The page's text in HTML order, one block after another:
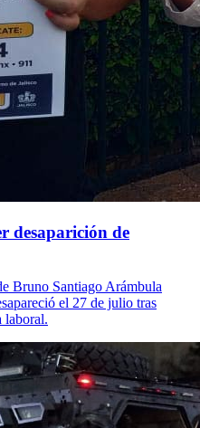
desaparición de
Bruno Santiago Arámbula
el 27 de julio tras
laboral.